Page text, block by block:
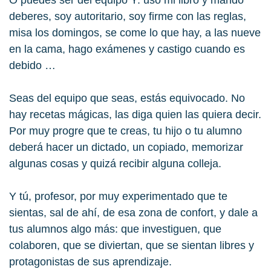
deberes, soy autoritario, soy firme con las reglas,
misa los domingos, se come lo que hay, a las nueve
en la cama, hago exámenes y castigo cuando es
debido …
Seas del equipo que seas, estás equivocado. No
hay recetas mágicas, las diga quien las quiera decir.
Por muy progre que te creas, tu hijo o tu alumno
deberá hacer un dictado, un copiado, memorizar
algunas cosas y quizá recibir alguna colleja.
Y tú, profesor, por muy experimentado que te
sientas, sal de ahí, de esa zona de confort, y dale a
tus alumnos algo más: que investiguen, que
colaboren, que se diviertan, que se sientan libres y
protagonistas de sus aprendizaje.